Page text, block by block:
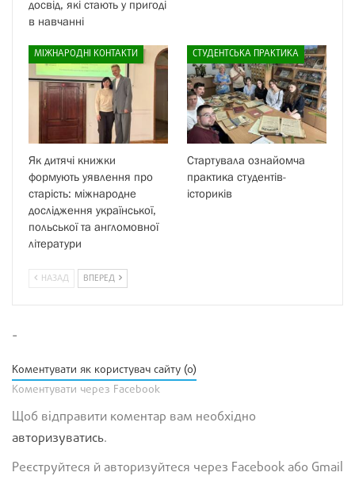
досвід, які стають у пригоді
в навчанні
МІЖНАРОДНІ КОНТАКТИ
Як дитячі книжки
формують уявлення про
старість: міжнародне
дослідження української,
польської та англомовної
літератури
СТУДЕНТСЬКА ПРАКТИКА
Стартувала ознайомча
практика студентів-
істориків
НАЗАД ВПЕРЕД
-
Коментувати як користувач сайту (0)
Коментувати через Facebook
Щоб відправити коментар вам необхідно
авторизуватись.
Реєструйтеся й авторизуйтеся через Facebook або Gmail